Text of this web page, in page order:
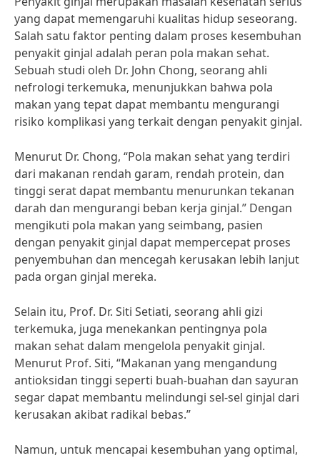
yang dapat memengaruhi kualitas hidup seseorang.
Salah satu faktor penting dalam proses kesembuhan
penyakit ginjal adalah peran pola makan sehat.
Sebuah studi oleh Dr. John Chong, seorang ahli
nefrologi terkemuka, menunjukkan bahwa pola
makan yang tepat dapat membantu mengurangi
risiko komplikasi yang terkait dengan penyakit ginjal.
Menurut Dr. Chong, “Pola makan sehat yang terdiri
dari makanan rendah garam, rendah protein, dan
tinggi serat dapat membantu menurunkan tekanan
darah dan mengurangi beban kerja ginjal.” Dengan
mengikuti pola makan yang seimbang, pasien
dengan penyakit ginjal dapat mempercepat proses
penyembuhan dan mencegah kerusakan lebih lanjut
pada organ ginjal mereka.
Selain itu, Prof. Dr. Siti Setiati, seorang ahli gizi
terkemuka, juga menekankan pentingnya pola
makan sehat dalam mengelola penyakit ginjal.
Menurut Prof. Siti, “Makanan yang mengandung
antioksidan tinggi seperti buah-buahan dan sayuran
segar dapat membantu melindungi sel-sel ginjal dari
kerusakan akibat radikal bebas.”
Namun, untuk mencapai kesembuhan yang optimal,